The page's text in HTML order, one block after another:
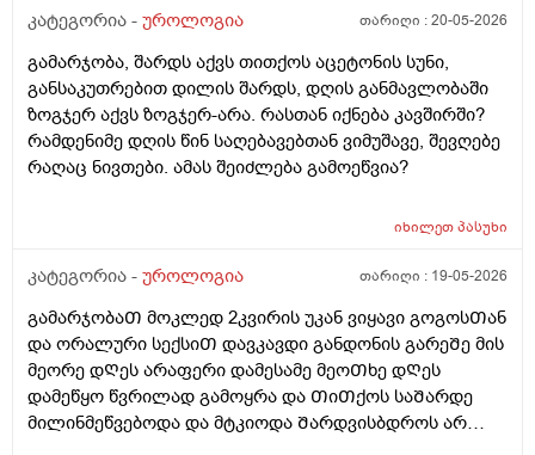
კატეგორია - უროლოგია თარიღი :20-05-2026
გამარჯობა, შარდს აქვს თითქოს აცეტონის სუნი,
განსაკუთრებით დილის შარდს, დღის განმავლობაში
ზოგჯერ აქვს ზოგჯერ-არა. რასთან იქნება კავშირში?
რამდენიმე დღის წინ საღებავებთან ვიმუშავე, შევღებე
რაღაც ნივთები. ამას შეიძლება გამოეწვია?
იხილეთპასუხი
კატეგორია - უროლოგია თარიღი : 19-05-2026
გამარჯობაᲗ მოკლედ 2კვირის უკან ვიყავი გოგოსᲗან
და ორალური სექსიᲗ დავკავდი განდონის გარეᲨე მის
მეორე დᲦეს არაფერი დამესამე მეოᲗხე დᲦეს
დამეწყო წვრილად გამოყრა და ᲗიᲗქოს საᲨარდე
მილინმეწვებოდა და მტკიოდა Შარდვისბდროს არ